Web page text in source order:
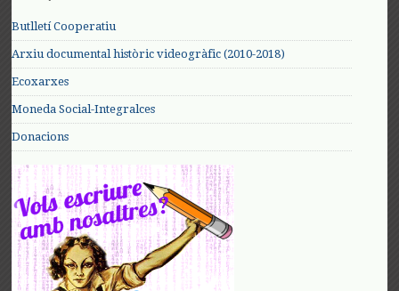
Butlletí Cooperatiu
Arxiu documental històric videogràfic (2010-2018)
Ecoxarxes
Moneda Social-Integralces
Donacions